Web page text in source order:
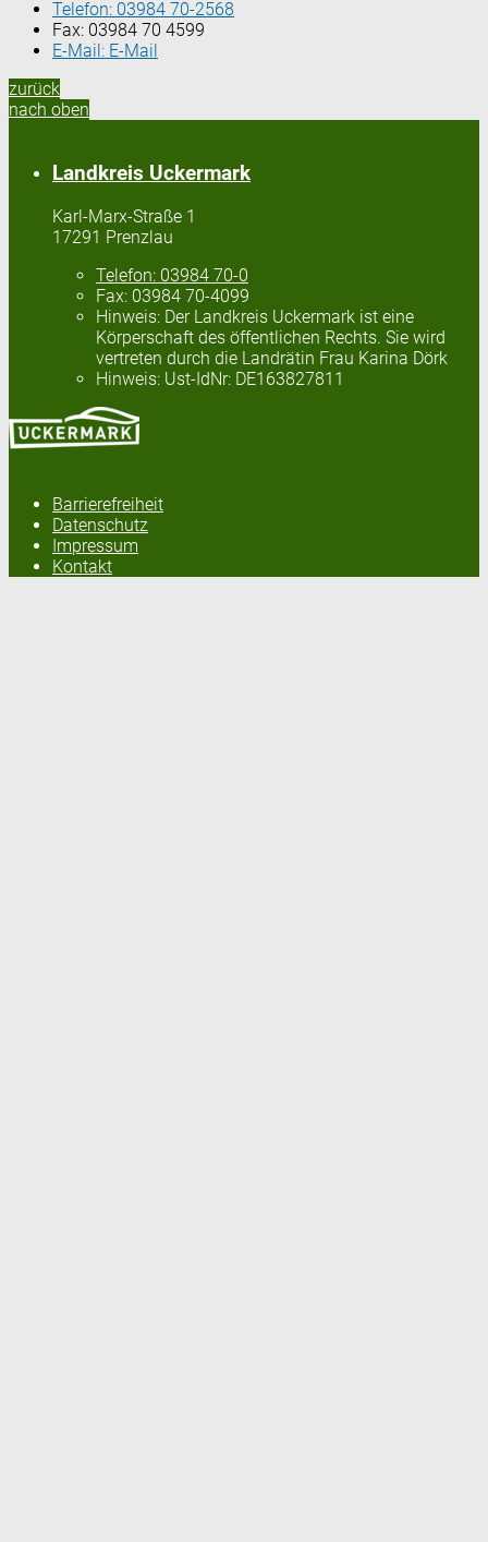
Telefon: 03984 70-2568
Fax: 03984 70 4599
E-Mail: E-Mail
zurück
nach oben
Landkreis Uckermark
Karl-Marx-Straße 1
17291 Prenzlau
Telefon: 03984 70-0
Fax: 03984 70-4099
Hinweis: Der Landkreis Uckermark ist eine
Körperschaft des öffentlichen Rechts. Sie wird
vertreten durch die Landrätin Frau Karina Dörk
Hinweis: Ust-IdNr: DE163827811
Barrierefreiheit
Datenschutz
Impressum
Kontakt